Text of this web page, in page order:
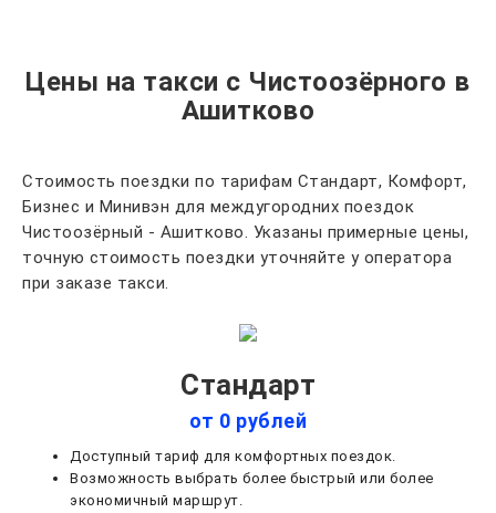
Цены на такси с Чистоозёрного в
Ашитково
Стоимость поездки по тарифам Стандарт, Комфорт,
Бизнес и Минивэн для междугородних поездок
Чистоозёрный - Ашитково. Указаны примерные цены,
точную стоимость поездки уточняйте у оператора
при заказе такси.
Стандарт
от 0 рублей
Доступный тариф для комфортных поездок.
Возможность выбрать более быстрый или более
экономичный маршрут.